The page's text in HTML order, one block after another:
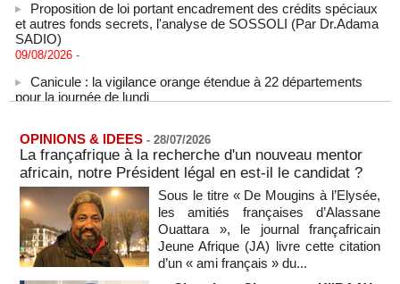
et autres fonds secrets, l'analyse de SOSSOLI (Par Dr.Adama
SADIO)
09/08/2026
pour la journée de lundi
09/08/2026 -
Biden s’est aggravé, annonce son fils
09/08/2026 -
Des échanges de frappes font cinq morts en Ukraine et en
Russie
09/08/2026 -
L'Iran exige pour rouvrir Ormuz que les Etats-Unis acceptent
"toutes" ses conditions
OPINIONS & IDEES - 28/07/2026
La françafrique à la recherche d'un nouveau mentor
africain, notre Président légal en est-il le candidat ?
Sous le titre « De Mougins à l’Elysée,
les amitiés françaises d’Alassane
Ouattara », le journal françafricain
Jeune Afrique (JA) livre cette citation
d’un « ami français » du...